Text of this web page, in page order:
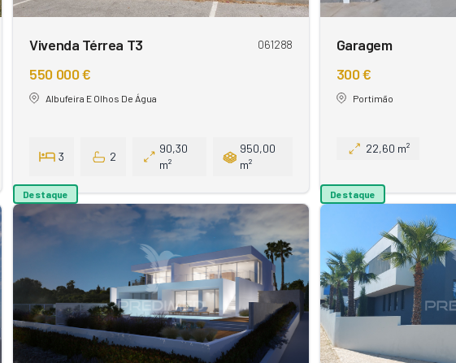
Vivenda Térrea T3 061288
550 000 €
Albufeira E Olhos De Água
3 2
90,30
m²
950,00
m²
Garagem
300 €
Portimão
22,60 m²
Destaque Destaque